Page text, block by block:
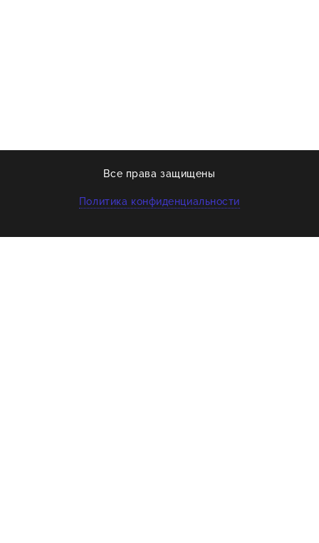
Все права защищены
Политика конфиденциальности